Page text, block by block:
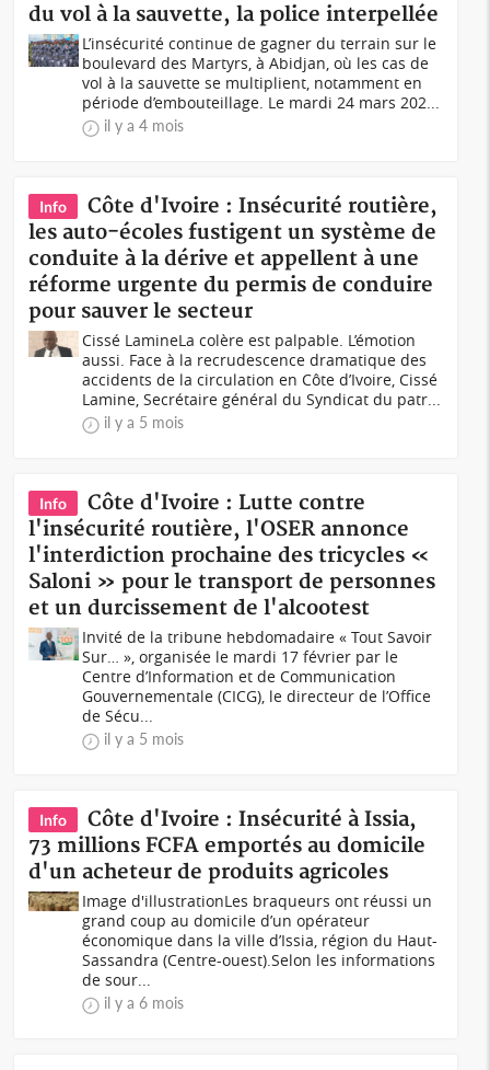
du vol à la sauvette, la police interpellée
L’insécurité continue de gagner du terrain sur le
boulevard des Martyrs, à Abidjan, où les cas de
vol à la sauvette se multiplient, notamment en
période d’embouteillage. Le mardi 24 mars 202...
il y a 4 mois
Info
Côte d'Ivoire : Insécurité routière,
les auto-écoles fustigent un système de
conduite à la dérive et appellent à une
réforme urgente du permis de conduire
pour sauver le secteur
Cissé LamineLa colère est palpable. L’émotion
aussi. Face à la recrudescence dramatique des
accidents de la circulation en Côte d’Ivoire, Cissé
Lamine, Secrétaire général du Syndicat du patr...
il y a 5 mois
Info
Côte d'Ivoire : Lutte contre
l'insécurité routière, l'OSER annonce
l'interdiction prochaine des tricycles «
Saloni » pour le transport de personnes
et un durcissement de l'alcootest
Invité de la tribune hebdomadaire « Tout Savoir
Sur… », organisée le mardi 17 février par le
Centre d’Information et de Communication
Gouvernementale (CICG), le directeur de l’Office
de Sécu...
il y a 5 mois
Info
Côte d'Ivoire : Insécurité à Issia,
73 millions FCFA emportés au domicile
d'un acheteur de produits agricoles
Image d'illustrationLes braqueurs ont réussi un
grand coup au domicile d’un opérateur
économique dans la ville d’Issia, région du Haut-
Sassandra (Centre-ouest).Selon les informations
de sour...
il y a 6 mois